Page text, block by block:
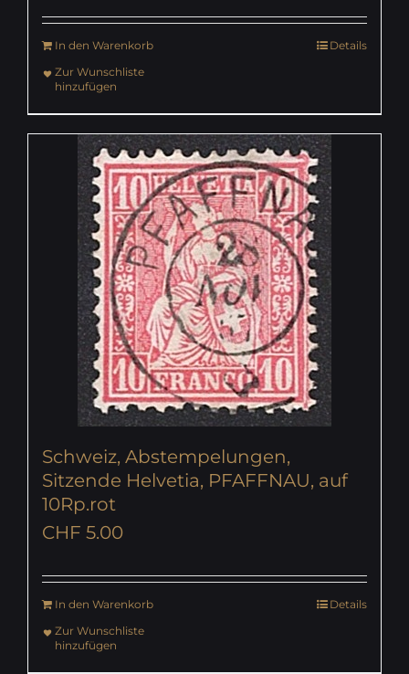
In den Warenkorb
Details
Zur Wunschliste
hinzufügen
Schweiz, Abstempelungen,
Sitzende Helvetia, PFAFFNAU, auf
10Rp.rot
CHF 5.00
In den Warenkorb
Details
Zur Wunschliste
hinzufügen